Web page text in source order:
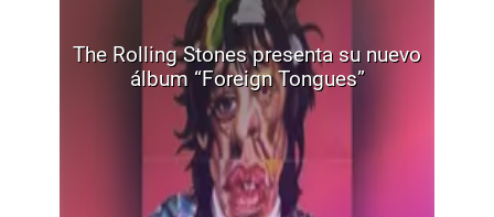
The Rolling Stones presenta su nuevo
álbum “Foreign Tongues”